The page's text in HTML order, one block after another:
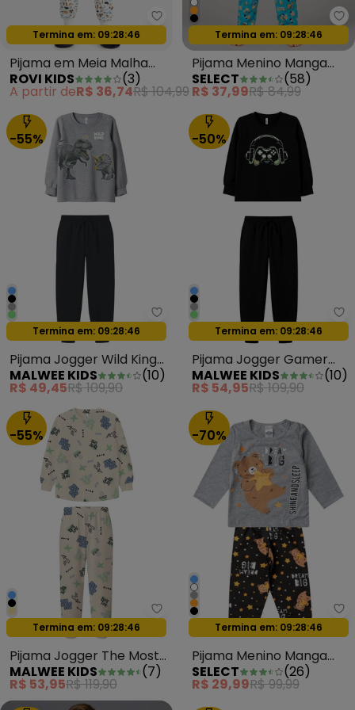
Rovi Kids - Pijama em Meia
Oferta relâmpago
Termina em: 09:28:44
Pijama em Meia Malha
Bege
ROVI KIDS (3)
A partir deR$ 36,74R$ 104,99
Oferta relâmpago
Termina em: 09:28:44
Pijama Menino Manga
Longa Meia Malha Preto
SELECT (58)
R$ 37,99R$ 84,99
-55%
Malwee Kids - Pijama Jogger
Oferta relâmpago
Termina em: 09:28:44
Pijama Jogger Wild King
Cinza
MALWEE KIDS (10)
R$ 49,45R$ 109,90
-50%
Oferta relâmpago
Termina em: 09:28:44
Pijama Jogger Gamer
Preto
MALWEE KIDS (10)
R$ 54,95R$ 109,90
-55%
Malwee Kids - Pijama Jogger
Oferta relâmpago
Termina em: 09:28:44
Pijama Jogger The Most
Fun Off White
MALWEE KIDS (7)
R$ 53,95R$ 119,90
-70%
Oferta relâmpago
Termina em: 09:28:44
Pijama Menino Manga
Longa Meia Malha Cinza
SELECT (26)
R$ 29,99R$ 99,99